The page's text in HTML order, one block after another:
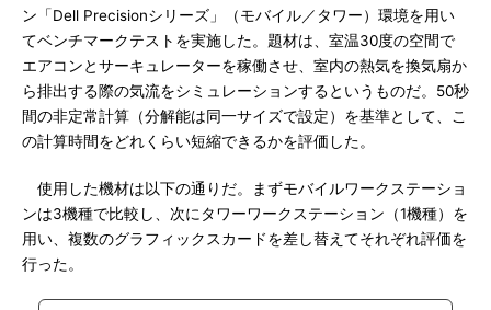
ン「Dell Precisionシリーズ」（モバイル／タワー）環境を用い
てベンチマークテストを実施した。題材は、室温30度の空間で
エアコンとサーキュレーターを稼働させ、室内の熱気を換気扇か
ら排出する際の気流をシミュレーションするというものだ。50秒
間の非定常計算（分解能は同一サイズで設定）を基準として、こ
の計算時間をどれくらい短縮できるかを評価した。
使用した機材は以下の通りだ。まずモバイルワークステーショ
ンは3機種で比較し、次にタワーワークステーション（1機種）を
用い、複数のグラフィックスカードを差し替えてそれぞれ評価を
行った。